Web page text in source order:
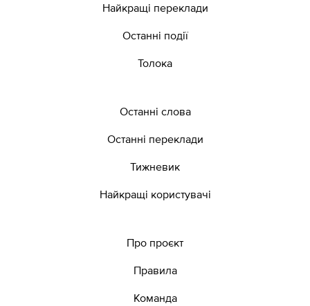
Найкращі переклади
Останні події
Толока
Останні слова
Останні переклади
Тижневик
Найкращі користувачі
Про проєкт
Правила
Команда